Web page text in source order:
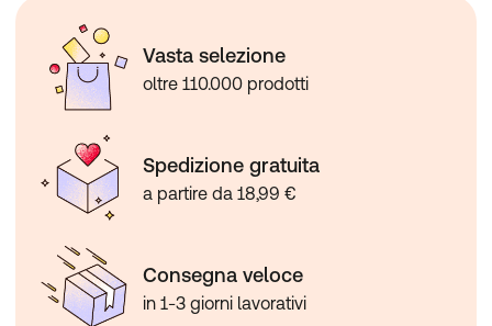
Vasta selezione
oltre 110.000 prodotti
Spedizione gratuita
a partire da 18,99 €
Consegna veloce
in 1-3 giorni lavorativi